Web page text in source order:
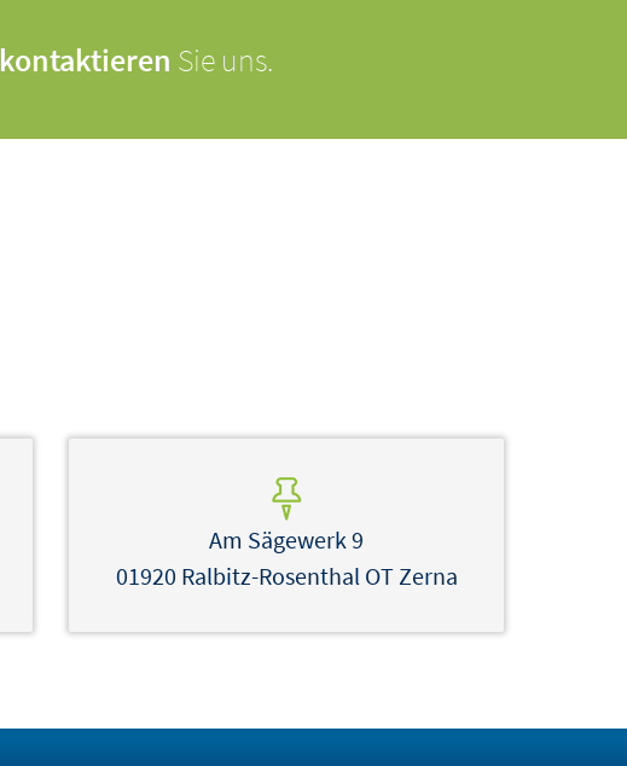
kontaktieren Sie uns.
Am Sägewerk 9
01920 Ralbitz-Rosenthal OT Zerna